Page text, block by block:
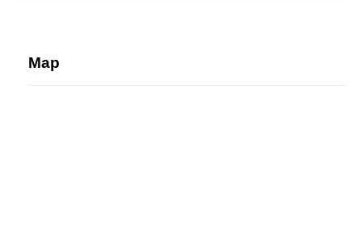
Map